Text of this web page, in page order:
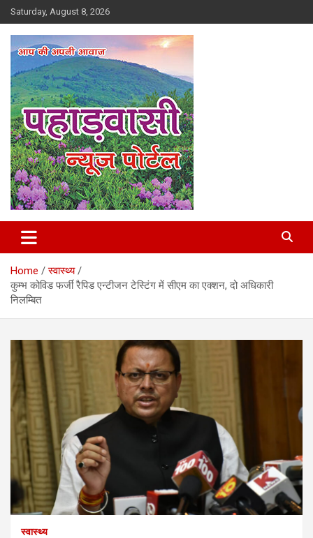
Skip
to
content
Saturday, August 8, 2026
Pahadvasi
Home
स्वास्थ्य
कुम्भ कोविड फर्जी रैपिड एन्टीजन टेस्टिंग में सीएम का एक्शन, दो अधिकारी
निलम्बित
स्वास्थ्य